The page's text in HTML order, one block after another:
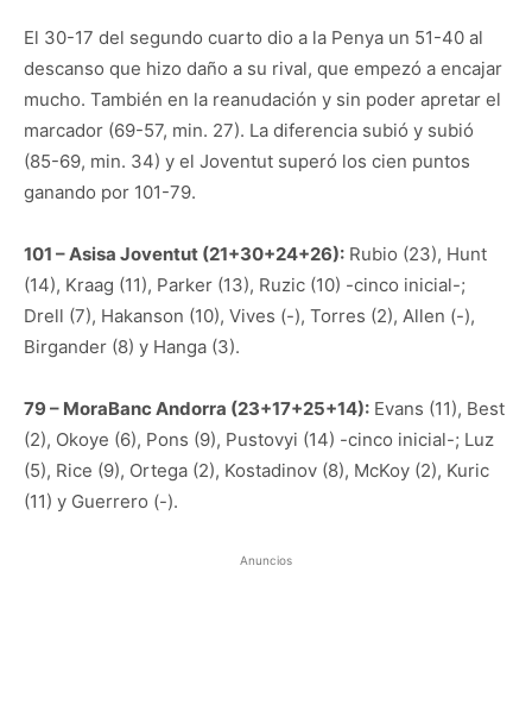
El 30-17 del segundo cuarto dio a la Penya un 51-40 al
descanso que hizo daño a su rival, que empezó a encajar
mucho. También en la reanudación y sin poder apretar el
marcador (69-57, min. 27). La diferencia subió y subió
(85-69, min. 34) y el Joventut superó los cien puntos
ganando por 101-79.
101 – Asisa Joventut (21+30+24+26): Rubio (23), Hunt
(14), Kraag (11), Parker (13), Ruzic (10) -cinco inicial-;
Drell (7), Hakanson (10), Vives (-), Torres (2), Allen (-),
Birgander (8) y Hanga (3).
79 – MoraBanc Andorra (23+17+25+14): Evans (11), Best
(2), Okoye (6), Pons (9), Pustovyi (14) -cinco inicial-; Luz
(5), Rice (9), Ortega (2), Kostadinov (8), McKoy (2), Kuric
(11) y Guerrero (-).
Anuncios